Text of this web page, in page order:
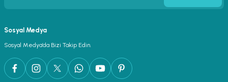
Sosyal Medya
Sosyal Medya’da Bizi Takip Edin.